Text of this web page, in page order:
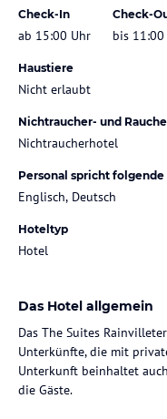
Check-In
ab 15:00 Uhr
Check-
bis
Haustiere
Nicht erlaubt
Nichtraucher- und
Nichtraucherhotel
Personal spricht folgende
Englisch, Deutsch
Hoteltyp
Hotel
Das Hotel allgemein
Das The Suites
Unterkünfte, die mit
Unterkunft beinhaltet
die Gäste.